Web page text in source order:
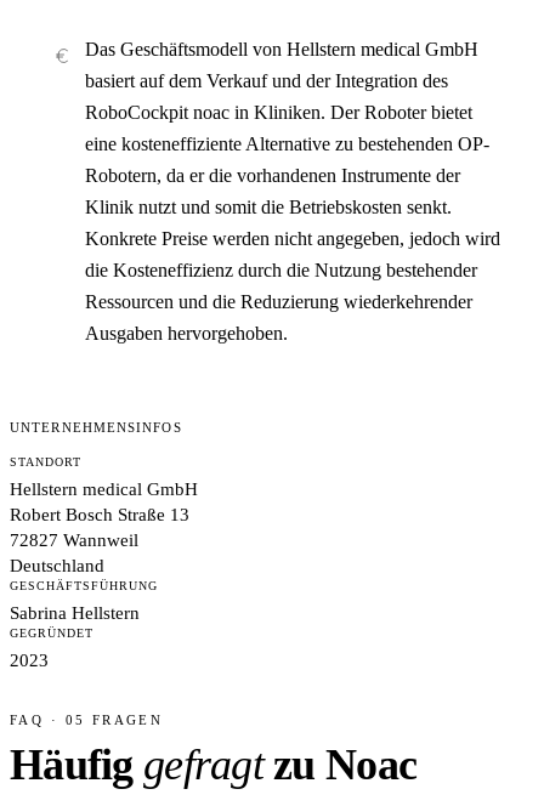
Das Geschäftsmodell von Hellstern medical GmbH
basiert auf dem Verkauf und der Integration des
RoboCockpit noac in Kliniken. Der Roboter bietet
eine kosteneffiziente Alternative zu bestehenden OP-
Robotern, da er die vorhandenen Instrumente der
Klinik nutzt und somit die Betriebskosten senkt.
Konkrete Preise werden nicht angegeben, jedoch wird
die Kosteneffizienz durch die Nutzung bestehender
Ressourcen und die Reduzierung wiederkehrender
Ausgaben hervorgehoben.
UNTERNEHMENSINFOS
STANDORT
Hellstern medical GmbH
Robert Bosch Straße 13
72827 Wannweil
Deutschland
GESCHÄFTSFÜHRUNG
Sabrina Hellstern
GEGRÜNDET
2023
FAQ · 05 FRAGEN
Häufig gefragtzu Noac